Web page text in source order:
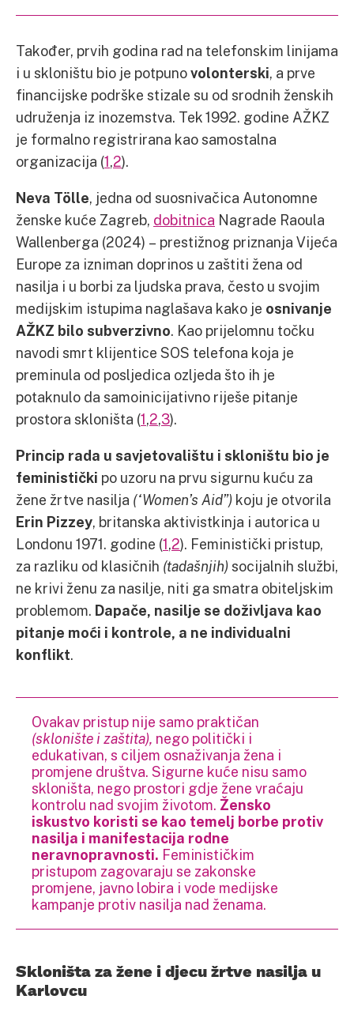
Također, prvih godina rad na telefonskim linijama
i u skloništu bio je potpunovolonterski, a prve
financijske podrške stizale su od srodnih ženskih
udruženja iz inozemstva. Tek 1992. godine AŽKZ
je formalno registrirana kao samostalna
organizacija (1,2).
Neva Tölle, jedna od suosnivačica Autonomne
ženske kuće Zagreb, dobitnica Nagrade Raoula
Wallenberga (2024) – prestižnog priznanja Vijeća
Europe za izniman doprinos u zaštiti žena od
nasilja i u borbi za ljudska prava, često u svojim
medijskim istupima naglašava kako je osnivanje
AŽKZ bilo subverzivno. Kao prijelomnu točku
navodi smrt klijentice SOS telefona koja je
preminula od posljedica ozljeda što ih je
potaknulo da samoinicijativno riješe pitanje
prostora skloništa (1,2,3).
Princip rada u savjetovalištu i skloništu bio je
feministički po uzoru na prvu sigurnu kuću za
žene žrtve nasilja (“Women’s Aid”) koju je otvorila
Erin Pizzey, britanska aktivistkinja i autorica u
Londonu 1971. godine (1,2). Feministički pristup,
za razliku od klasičnih (tadašnjih)socijalnih službi,
ne krivi ženu za nasilje, niti ga smatra obiteljskim
problemom. Dapače, nasilje se doživljava kao
pitanje moći i kontrole, a ne individualni
konflikt.
Ovakav pristup nije samo praktičan
(sklonište i zaštita), nego politički i
edukativan, s ciljem osnaživanja žena i
promjene društva. Sigurne kuće nisu samo
skloništa, nego prostori gdje žene vraćaju
kontrolu nad svojim životom. Žensko
iskustvo koristi se kao temelj borbe protiv
nasilja i manifestacija rodne
neravnopravnosti. Feminističkim
pristupom zagovaraju se zakonske
promjene, javno lobira i vode medijske
kampanje protiv nasilja nad ženama.
Skloništa za žene i djecu žrtve nasilja u
Karlovcu